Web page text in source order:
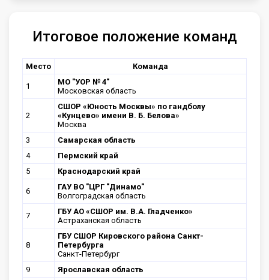
Итоговое положение команд
Место Команда
1
МО "УОР № 4"
Московская область
2
CШОР «Юность Москвы» по гандболу
«Кунцево» имени В. Б. Белова»
Москва
3
Самарская область
4
Пермский край
5
Краснодарский край
6
ГАУ ВО "ЦРГ "Динамо"
Волгоградская область
7
ГБУ АО «СШОР им. В.А. Гладченко»
Астраханская область
8
ГБУ СШОР Кировского района Санкт-
Петербурга
Санкт-Петербург
9
Ярославская область